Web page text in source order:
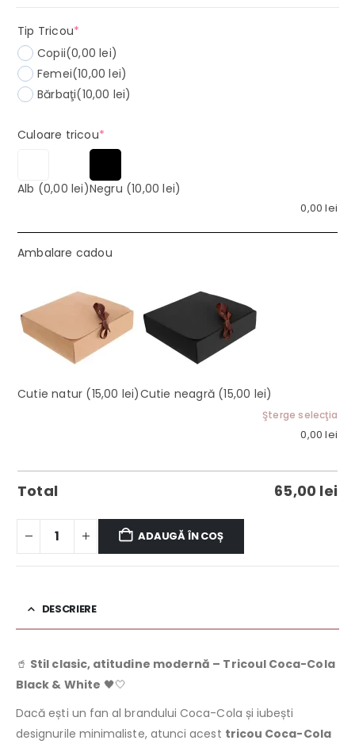
Tip Tricou*
Copii(0,00 lei)
Femei(10,00 lei)
Bărbaţi(10,00 lei)
Culoare tricou*(required)
Alb (0,00 lei)Negru (10,00 lei)
0,00lei
Ambalare cadou
Cutie natur (15,00 lei)Cutie neagră (15,00 lei)
Şterge selecţia
0,00lei
Total 65,00 lei
ADAUGĂ ÎN COȘ
DESCRIERE
🥤 Stil clasic, atitudine modernă – Tricoul Coca-Cola
Black & White 🖤🤍
Dacă ești un fan al brandului Coca-Cola și iubești
designurile minimaliste, atunci acest tricou Coca-Cola